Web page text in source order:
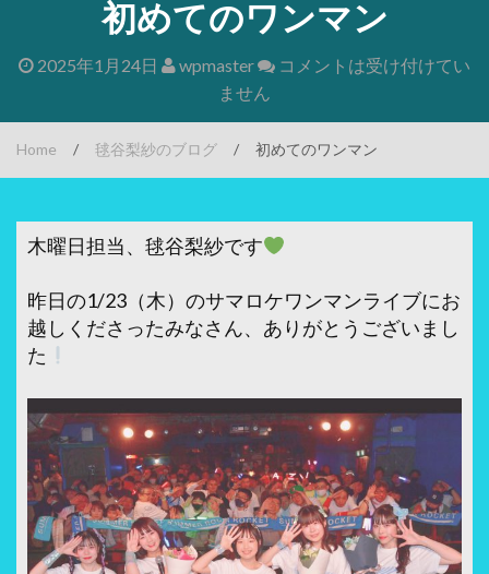
初めてのワンマン
2025年1月24日 wpmaster
コメントは受け付けてい
ません
Home / 毬谷梨紗のブログ / 初めてのワンマン
木曜日担当、毬谷梨紗です
昨日の1/23（木）のサマロケワンマンライブにお
越しくださったみなさん、ありがとうございまし
た